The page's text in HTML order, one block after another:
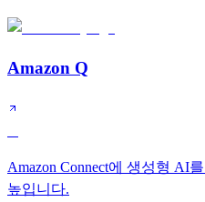
Amazon Q
Amazon Connect에 생성형 AI
높입니다.